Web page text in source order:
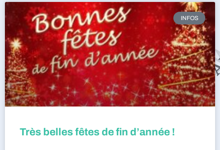
INFOS
Très belles fêtes de fin d’année !